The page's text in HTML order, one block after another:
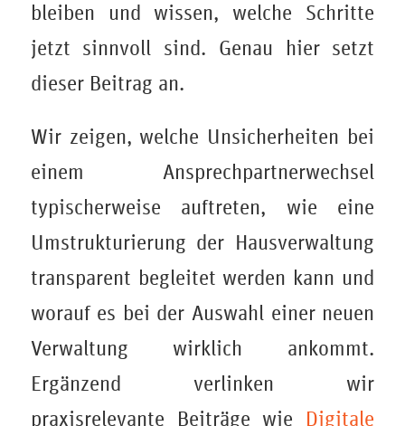
bleiben und wissen, welche Schritte
jetzt sinnvoll sind. Genau hier setzt
dieser Beitrag an.
Wir zeigen, welche Unsicherheiten bei
einem Ansprechpartnerwechsel
typischerweise auftreten, wie eine
Umstrukturierung der Hausverwaltung
transparent begleitet werden kann und
worauf es bei der Auswahl einer neuen
Verwaltung wirklich ankommt.
Ergänzend verlinken wir
praxisrelevante Beiträge wie Digitale